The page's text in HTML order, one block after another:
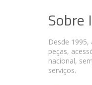
Sobre
Desde
peças,
nacional,
serviços.